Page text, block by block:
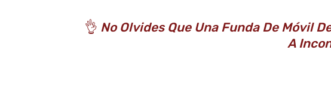
👌 No Olvides Que Una Funda De Móvil
A